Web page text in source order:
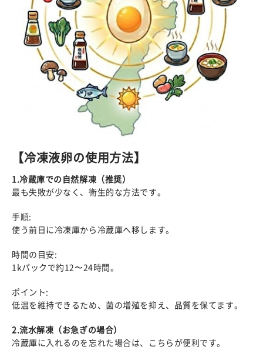
【冷凍液卵の使用方法】
1.冷蔵庫での自然解凍（推奨）
最も失敗が少なく、衛生的な方法です。
手順:
使う前日に冷凍庫から冷蔵庫へ移します。
時間の目安:
1kパックで約12〜24時間。
ポイント:
低温を維持できるため、菌の増殖を抑え、品質を保てます。
2.流水解凍（お急ぎの場合）
冷蔵庫に入れるのを忘れた場合は、こちらが便利です。